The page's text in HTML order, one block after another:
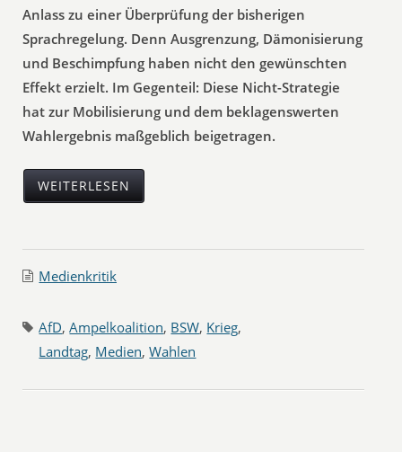
Anlass zu einer Überprüfung der bisherigen
Sprachregelung. Denn Ausgrenzung, Dämonisierung
und Beschimpfung haben nicht den gewünschten
Effekt erzielt. Im Gegenteil: Diese Nicht-Strategie
hat zur Mobilisierung und dem beklagenswerten
Wahlergebnis maßgeblich beigetragen.
WEITERLESEN
Medienkritik
AfD,Ampelkoalition, BSW, Krieg,
Landtag, Medien,Wahlen